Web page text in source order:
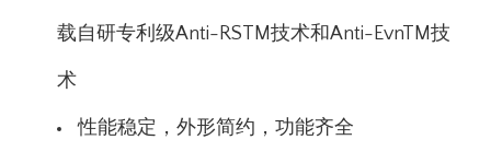
载自研专利级Anti-RSTM技术和Anti-EvnTM技
术
性能稳定，外形简约，功能齐全